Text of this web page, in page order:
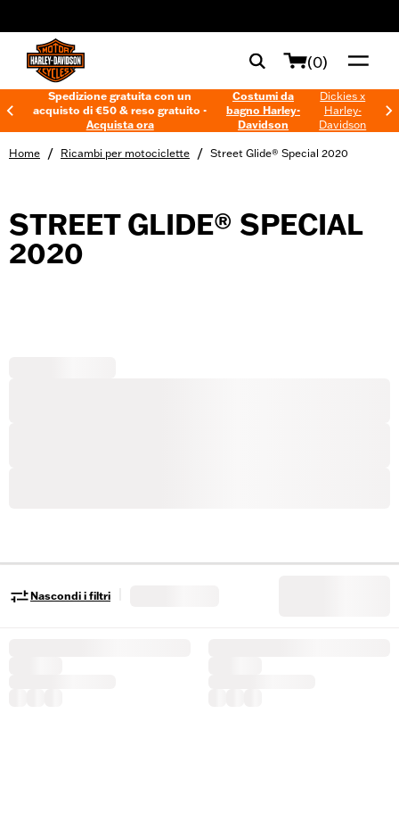
(0)
Spedizione gratuita con un
acquisto di €50 & reso gratuito -
Acquista ora
Costumi da
bagno Harley-
Davidson
Dickies x
Harley-
Davidson
Home / Ricambi per motociclette / Street Glide® Special 2020
STREET GLIDE® SPECIAL
2020
Nascondi i filtri